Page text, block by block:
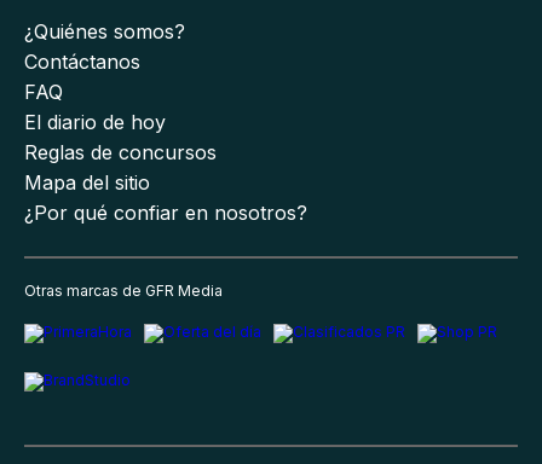
¿Quiénes somos?
Contáctanos
FAQ
El diario de hoy
Reglas de concursos
Mapa del sitio
¿Por qué confiar en nosotros?
Otras marcas de GFR Media